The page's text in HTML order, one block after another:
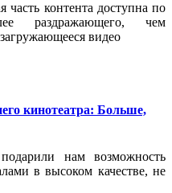
контента доступна по
раздражающего, чем
видео
кинотеатра: Больше,
нам возможность
в высоком качестве, не